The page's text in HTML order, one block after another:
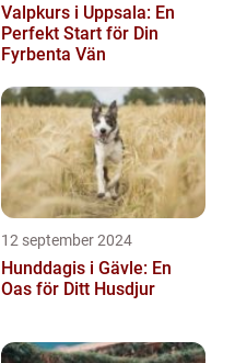
Valpkurs i Uppsala: En
Perfekt Start för Din
Fyrbenta Vän
12 september 2024
Hunddagis i Gävle: En
Oas för Ditt Husdjur